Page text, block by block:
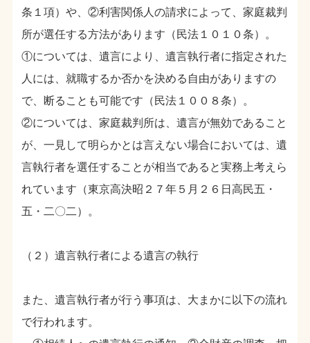
条１項）や、②利害関係人の請求によって、家庭裁判
所が選任する方法があります（民法１０１０条）。
①については、遺言により、遺言執行者に指定された
人には、就職するか否かを決める自由がありますの
で、断ることも可能です（民法１００８条）。
②については、家庭裁判所は、遺言が無効であること
が、一見して明らかとは言えない場合においては、遺
言執行者を選任することが相当であると実務上考えら
れています（東京高決昭２７年５月２６日高民五・
五・二〇二）。
（２）遺言執行者による遺言の執行
また、遺言執行者が行う事項は、大まかに以下の流れ
で行われます。